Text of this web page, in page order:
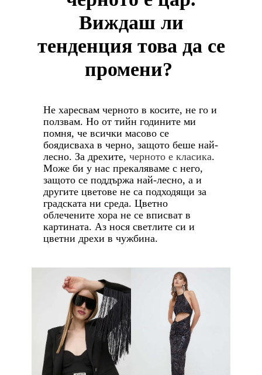
Виждаш ли
тенденция това да се
промени?
Не харесвам черното в косите, не го и
ползвам. Но от тийн годините ми
помня, че всички масово се
боядисваха в черно, защото беше най-
лесно. За дрехите, черното е класика.
Може би у нас прекаляваме с него,
защото се поддържа най-лесно, а и
другите цветове не са подходящи за
градската ни среда. Цветно
облечените хора не се вписват в
картината. Аз нося светлите си и
цветни дрехи в чужбина.